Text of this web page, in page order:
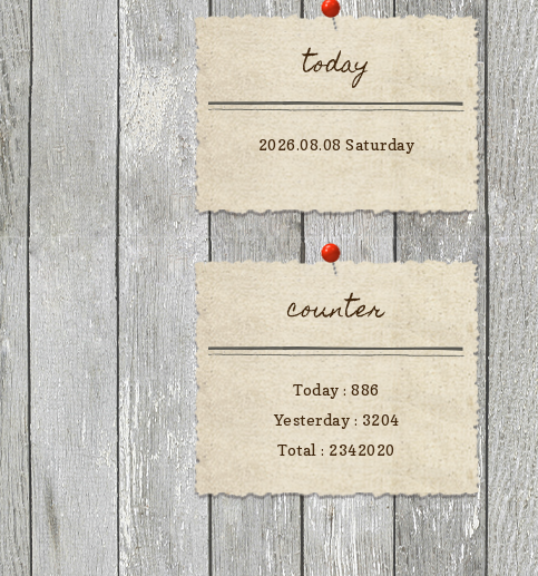
today
2026.08.08 Saturday
counter
Today :886
Yesterday : 3204
Total : 2342020